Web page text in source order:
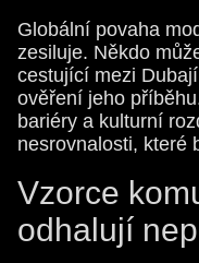
Globální povaha
zesiluje. Někdo
cestující mezi
ověření jeho
bariéry a kulturní
nesrovnalosti, které
Vzorce
odhalují